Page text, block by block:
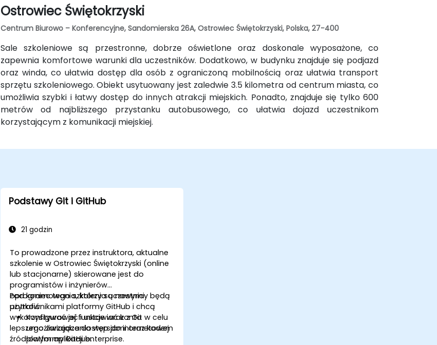
Ostrowiec Świętokrzyski
Centrum Biurowo – Konferencyjne, Sandomierska 26A, Ostrowiec Świętokrzyski, Polska, 27-400
Sale szkoleniowe są przestronne, dobrze oświetlone oraz doskonale wyposażone, co
zapewnia komfortowe warunki dla uczestników. Dodatkowo, w budynku znajduje się podjazd
oraz winda, co ułatwia dostęp dla osób z ograniczoną mobilnością oraz ułatwia transport
sprzętu szkoleniowego. Obiekt usytuowany jest zaledwie 3.5 kilometra od centrum miasta, co
umożliwia szybki i łatwy dostęp do innych atrakcji miejskich. Ponadto, znajduje się tylko 600
metrów od najbliższego przystanku autobusowego, co ułatwia dojazd uczestnikom
korzystającym z komunikacji miejskiej.
Podstawy Git i GitHub
21 godzin
To prowadzone przez instruktora, aktualne
szkolenie w Ostrowiec Świętokrzyski (online
lub stacjonarne) skierowane jest do
programistów i inżynierów
oprogramowania, którzy są nowymi
użytkownikami platformy GitHub i chcą
wykorzystywać jej funkcje wraz z Git w celu
lepszego zarządzania wersjami oraz kodem
źródłowym aplikacji enterprise.
Pod koniec tego szkolenia uczestnicy będą
potrafić:
Konfigurować i ustawiać konto
umożliwiające dostęp do internetowej
platformy GitHub.